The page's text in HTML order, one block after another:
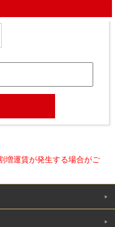
増運賃が発生する場合がご